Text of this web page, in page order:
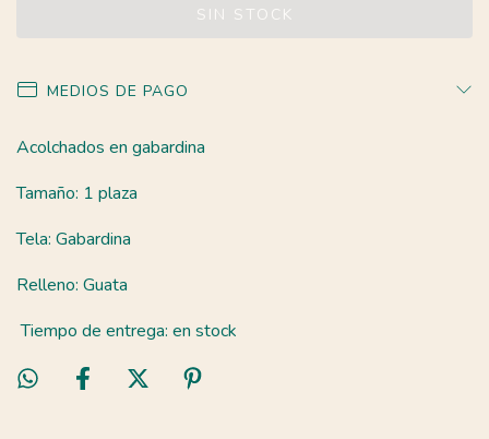
MEDIOS DE PAGO
Acolchados en gabardina
Tamaño: 1 plaza
Tela: Gabardina
Relleno: Guata
Tiempo de entrega: en stock